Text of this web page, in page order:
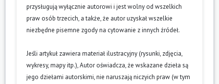
przysługują wyłącznie autorowi i jest wolny od wszelkich
praw osób trzecich, a także, że autor uzyskał wszelkie
niezbędne pisemne zgody na cytowanie z innych źródeł.
Jeśli artykuł zawiera materiał ilustracyjny (rysunki, zdjęcia,
wykresy, mapy itp.), Autor oświadcza, że wskazane dzieła są
jego dziełami autorskimi, nie naruszają niczyich praw (w tym